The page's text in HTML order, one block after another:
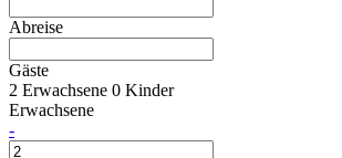
Abreise
Gäste
2 Erwachsene 0 Kinder
Erwachsene
-